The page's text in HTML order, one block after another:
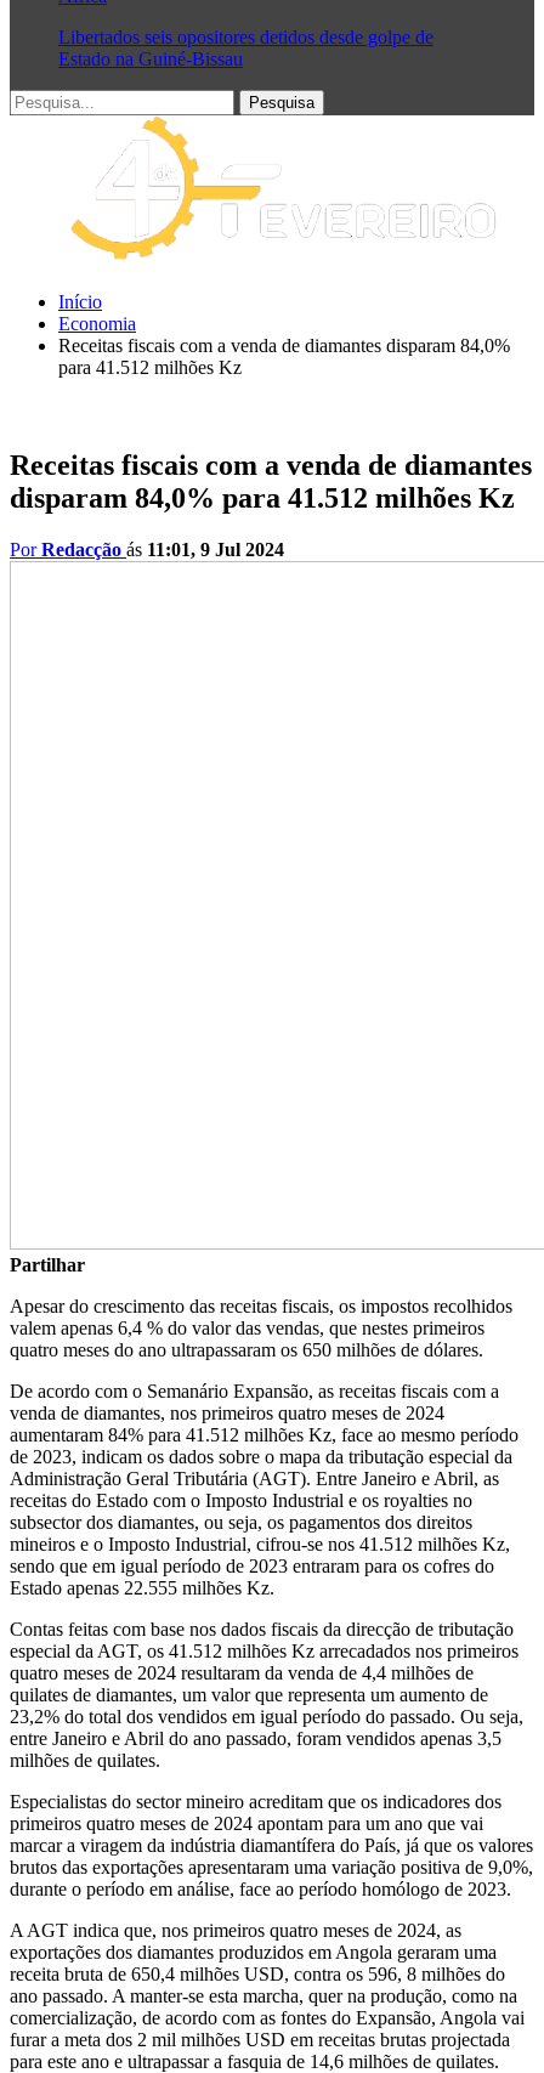
Libertados seis opositores detidos desde golpe de
Estado na Guiné-Bissau
Início
Economia
Receitas fiscais com a venda de diamantes disparam 84,0%
para 41.512 milhões Kz
Receitas fiscais com a venda de diamantes
disparam 84,0% para 41.512 milhões Kz
PorRedacção ás 11:01, 9 Jul 2024
Partilhar
Apesar do crescimento das receitas fiscais, os impostos recolhidos
valem apenas 6,4 % do valor das vendas, que nestes primeiros
quatro meses do ano ultrapassaram os 650 milhões de dólares.
De acordo com o Semanário Expansão, as receitas fiscais com a
venda de diamantes, nos primeiros quatro meses de 2024
aumentaram 84% para 41.512 milhões Kz, face ao mesmo período
de 2023, indicam os dados sobre o mapa da tributação especial da
Administração Geral Tributária (AGT). Entre Janeiro e Abril, as
receitas do Estado com o Imposto Industrial e os royalties no
subsector dos diamantes, ou seja, os pagamentos dos direitos
mineiros e o Imposto Industrial, cifrou-se nos 41.512 milhões Kz,
sendo que em igual período de 2023 entraram para os cofres do
Estado apenas 22.555 milhões Kz.
Contas feitas com base nos dados fiscais da direcção de tributação
especial da AGT, os 41.512 milhões Kz arrecadados nos primeiros
quatro meses de 2024 resultaram da venda de 4,4 milhões de
quilates de diamantes, um valor que representa um aumento de
23,2% do total dos vendidos em igual período do passado. Ou seja,
entre Janeiro e Abril do ano passado, foram vendidos apenas 3,5
milhões de quilates.
Especialistas do sector mineiro acreditam que os indicadores dos
primeiros quatro meses de 2024 apontam para um ano que vai
marcar a viragem da indústria diamantífera do País, já que os valores
brutos das exportações apresentaram uma variação positiva de 9,0%,
durante o período em análise, face ao período homólogo de 2023.
A AGT indica que, nos primeiros quatro meses de 2024, as
exportações dos diamantes produzidos em Angola geraram uma
receita bruta de 650,4 milhões USD, contra os 596, 8 milhões do
ano passado. A manter-se esta marcha, quer na produção, como na
comercialização, de acordo com as fontes do Expansão, Angola vai
furar a meta dos 2 mil milhões USD em receitas brutas projectada
para este ano e ultrapassar a fasquia de 14,6 milhões de quilates.